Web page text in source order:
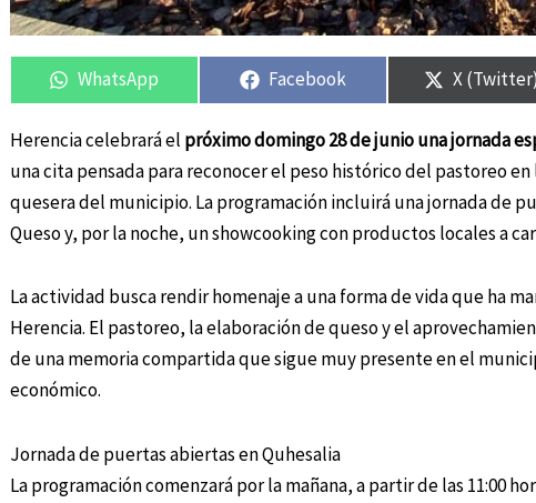
Compartir
en
WhatsApp
Compartir
en
Facebook
Compartir
en
X (Twitter)
Herencia celebrará el próximo domingo 28 de junio una jornada
una cita pensada para reconocer el peso histórico del pastoreo
quesera del municipio. La programación incluirá una jornada de
Queso y, por la noche, un showcooking con productos locales a
La actividad busca rendir homenaje a una forma de vida que ha
Herencia. El pastoreo, la elaboración de queso y el
de una memoria compartida que sigue muy presente en el
económico.
Jornada de puertas abiertas en Quhesalia
La programación comenzará por la mañana, a partir de las 11:00
Compartir
en
Compartir
en
Compartir
en